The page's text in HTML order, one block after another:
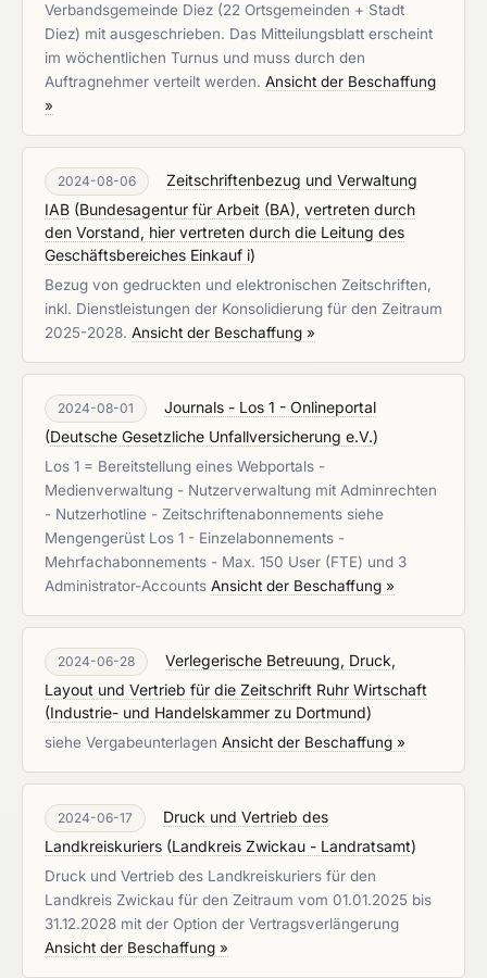
Verbandsgemeinde Diez (22 Ortsgemeinden + Stadt
Diez) mit ausgeschrieben. Das Mitteilungsblatt erscheint
im wöchentlichen Turnus und muss durch den
Auftragnehmer verteilt werden. Ansicht der Beschaffung
»
2024-08-06
Zeitschriftenbezug und Verwaltung
IAB (Bundesagentur für Arbeit (BA), vertreten durch
den Vorstand, hier vertreten durch die Leitung des
Geschäftsbereiches Einkauf i)
Bezug von gedruckten und elektronischen Zeitschriften,
inkl. Dienstleistungen der Konsolidierung für den Zeitraum
2025-2028. Ansicht der Beschaffung »
2024-08-01
Journals - Los 1 - Onlineportal
(Deutsche Gesetzliche Unfallversicherung e.V.)
Los 1 = Bereitstellung eines Webportals -
Medienverwaltung - Nutzerverwaltung mit Adminrechten
- Nutzerhotline - Zeitschriftenabonnements siehe
Mengengerüst Los 1 - Einzelabonnements -
Mehrfachabonnements - Max. 150 User (FTE) und 3
Administrator-Accounts Ansicht der Beschaffung »
2024-06-28
Verlegerische Betreuung, Druck,
Layout und Vertrieb für die Zeitschrift Ruhr Wirtschaft
(Industrie- und Handelskammer zu Dortmund)
siehe Vergabeunterlagen Ansicht der Beschaffung »
2024-06-17
Druck und Vertrieb des
Landkreiskuriers (Landkreis Zwickau - Landratsamt)
Druck und Vertrieb des Landkreiskuriers für den
Landkreis Zwickau für den Zeitraum vom 01.01.2025 bis
31.12.2028 mit der Option der Vertragsverlängerung
Ansicht der Beschaffung »